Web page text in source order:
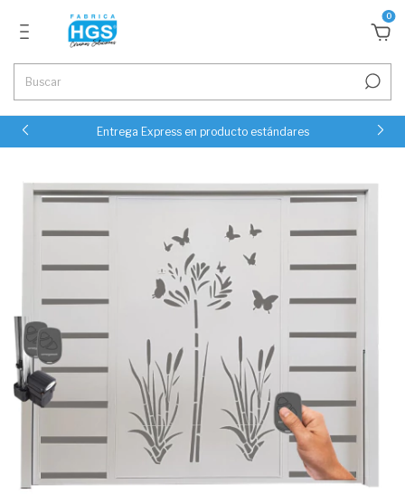
0
Entrega Express en producto estándares